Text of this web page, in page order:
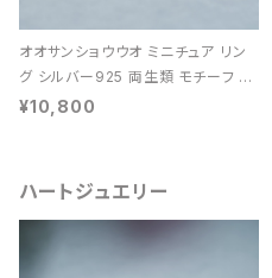
オオサンショウウオ ミニチュア リン
グ シルバー925 両生類 モチーフ レ
ディース ユニセックス
¥10,800
ハートジュエリー